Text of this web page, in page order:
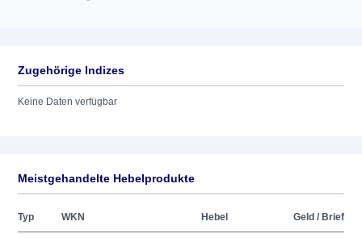
Zugehörige Indizes
Keine Daten verfügbar
Meistgehandelte Hebelprodukte
Typ WKN Hebel Geld / Brief